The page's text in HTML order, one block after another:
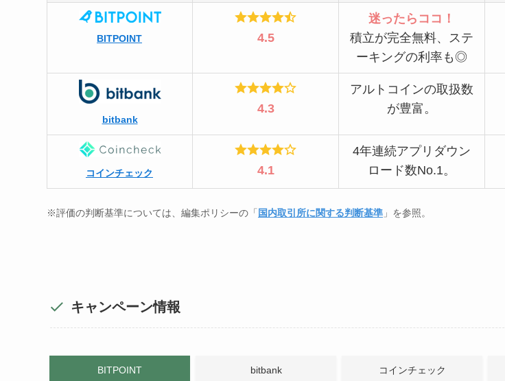
BITPOINT 4.5
迷ったらココ！
積立が完全無料、ステ
ーキングの利率も◎
bitbank
4.3
アルトコインの取扱数
が豊富。
コインチェック 4.1
4年連続アプリダウン
ロード数No.1。
※評価の判断基準については、編集ポリシーの「 国内取引所に関する判断基準 」を参照。
キャンペーン情報
BITPOINT bitbank コインチェック